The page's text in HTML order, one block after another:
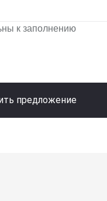
к заполнению
предложение